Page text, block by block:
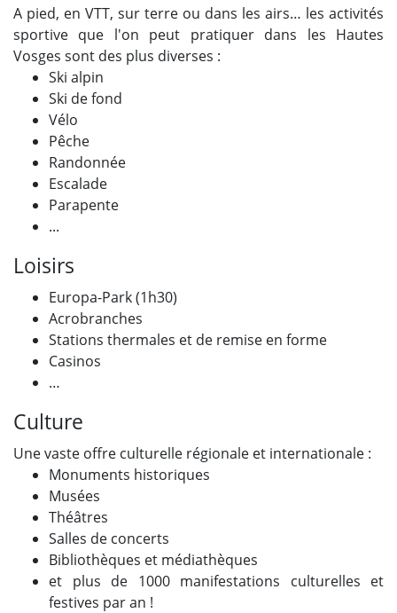
A pied, en VTT, sur terre ou dans les airs… les activités
sportive que l'on peut pratiquer dans les Hautes
Vosges sont des plus diverses :
Ski alpin
Ski de fond
Vélo
Pêche
Randonnée
Escalade
Parapente
...
Loisirs
Europa-Park (1h30)
Acrobranches
Stations thermales et de remise en forme
Casinos
…
Culture
Une vaste offre culturelle régionale et internationale :
Monuments historiques
Musées
Théâtres
Salles de concerts
Bibliothèques et médiathèques
et plus de 1000 manifestations culturelles et
festives par an !